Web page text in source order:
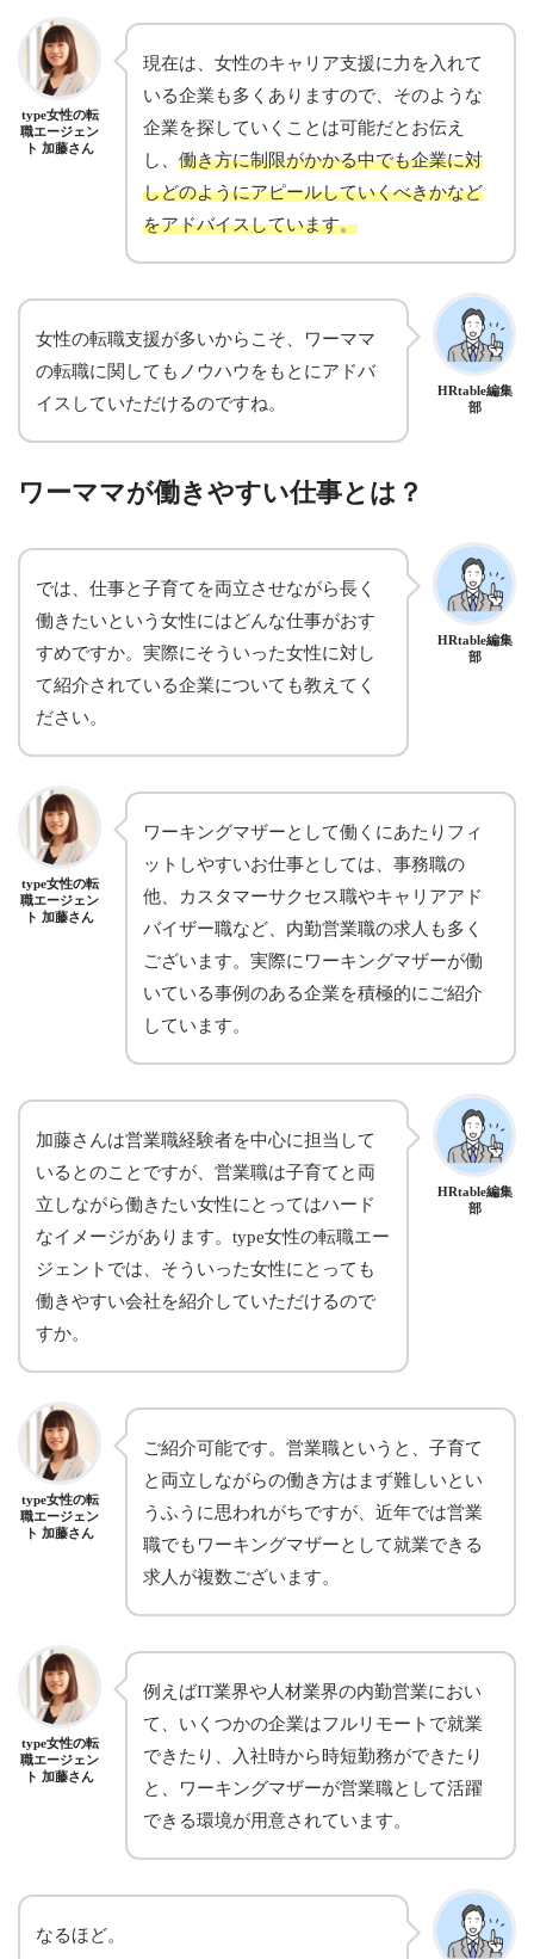
type女性の転
職エージェン
ト 加藤さん
現在は、女性のキャリア支援に力を入れて
いる企業も多くありますので、そのような
企業を探していくことは可能だとお伝え
し、 働き方に制限がかかる中でも企業に対
しどのようにアピールしていくべきかなど
をアドバイスしています。
HRtable編集
部
女性の転職支援が多いからこそ、ワーママ
の転職に関してもノウハウをもとにアドバ
イスしていただけるのですね。
ワーママが働きやすい仕事とは？
HRtable編集
部
では、仕事と子育てを両立させながら長く
働きたいという女性にはどんな仕事がおす
すめですか。実際にそういった女性に対し
て紹介されている企業についても教えてく
ださい。
type女性の転
職エージェン
ト 加藤さん
ワーキングマザーとして働くにあたりフィ
ットしやすいお仕事としては、事務職の
他、カスタマーサクセス職やキャリアアド
バイザー職など、内勤営業職の求人も多く
ございます。実際にワーキングマザーが働
いている事例のある企業を積極的にご紹介
しています。
HRtable編集
部
加藤さんは営業職経験者を中心に担当して
いるとのことですが、営業職は子育てと両
立しながら働きたい女性にとってはハード
なイメージがあります。type女性の転職エー
ジェントでは、そういった女性にとっても
働きやすい会社を紹介していただけるので
すか。
type女性の転
職エージェン
ト 加藤さん
ご紹介可能です。営業職というと、子育て
と両立しながらの働き方はまず難しいとい
うふうに思われがちですが、近年では営業
職でもワーキングマザーとして就業できる
求人が複数ございます。
type女性の転
職エージェン
ト 加藤さん
例えばIT業界や人材業界の内勤営業におい
て、いくつかの企業はフルリモートで就業
できたり、入社時から時短勤務ができたり
と、ワーキングマザーが営業職として活躍
できる環境が用意されています。
なるほど。